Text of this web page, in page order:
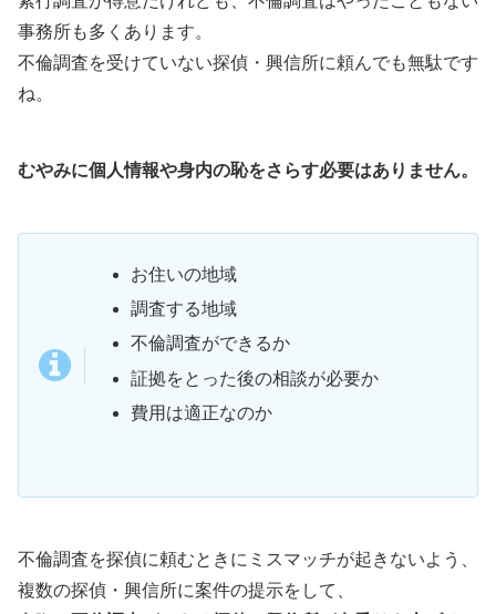
事務所も多くあります。
不倫調査を受けていない探偵・興信所に頼んでも無駄です
ね。
むやみに個人情報や身内の恥をさらす必要はありません。
お住いの地域
調査する地域
不倫調査ができるか
証拠をとった後の相談が必要か
費用は適正なのか
不倫調査を探偵に頼むときにミスマッチが起きないよう、
複数の探偵・興信所に案件の提示をして、